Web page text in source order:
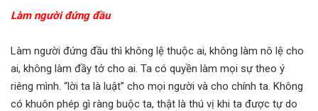
Làm người đứng đầu
Làm người đứng đầu thì không lệ thuộc ai, không làm nô lệ cho
ai, không làm đầy tớ cho ai. Ta có quyền làm mọi sự theo ý
riêng mình. “lời ta là luật” cho mọi người và cho chính ta. Không
có khuôn phép gì ràng buộc ta, thật là thú vị khi ta được tự do